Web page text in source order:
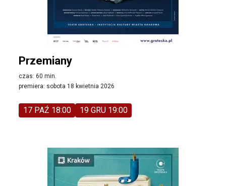
Przemiany
czas: 60 min.
premiera: sobota 18 kwietnia 2026
17 PAŹ 18:00 19 GRU 19:00